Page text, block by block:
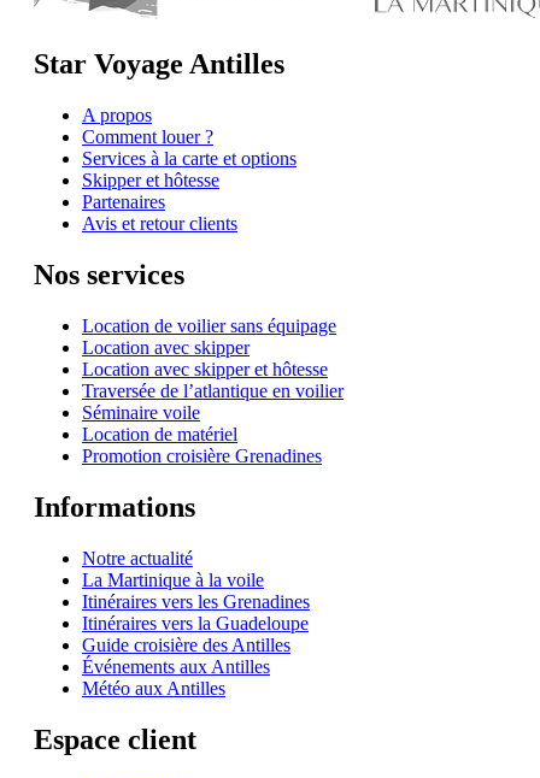
Star Voyage Antilles
A propos
Comment louer ?
Services à la carte et options
Skipper et hôtesse
Partenaires
Avis et retour clients
Nos services
Location de voilier sans équipage
Location avec skipper
Location avec skipper et hôtesse
Traversée de l’atlantique en voilier
Séminaire voile
Location de matériel
Promotion croisière Grenadines
Informations
Notre actualité
La Martinique à la voile
Itinéraires vers les Grenadines
Itinéraires vers la Guadeloupe
Guide croisière des Antilles
Événements aux Antilles
Météo aux Antilles
Espace client